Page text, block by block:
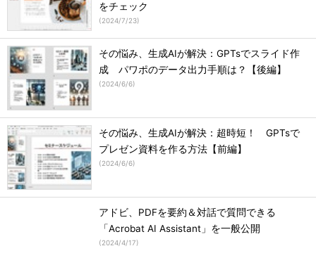
をチェック
(2024/7/23)
その悩み、生成AIが解決：GPTsでスライド作
成 パワポのデータ出力手順は？【後編】
(2024/6/6)
その悩み、生成AIが解決：超時短！ GPTsで
プレゼン資料を作る方法【前編】
(2024/6/6)
アドビ、PDFを要約＆対話で質問できる
「Acrobat AI Assistant」を一般公開
(2024/4/17)